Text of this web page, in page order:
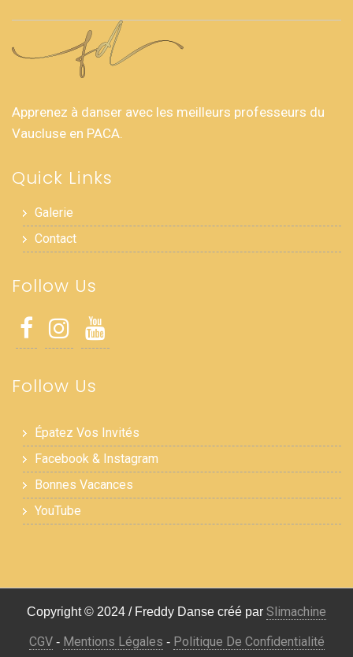
Apprenez à danser avec les meilleurs professeurs du
Vaucluse en PACA.
Quick Links
Galerie
Contact
Follow Us
Follow Us
Épatez Vos Invités
Facebook & Instagram
Bonnes Vacances
YouTube
Copyright © 2024 / Freddy Danse créé par Slimachine
CGV- Mentions Légales - Politique De Confidentialité